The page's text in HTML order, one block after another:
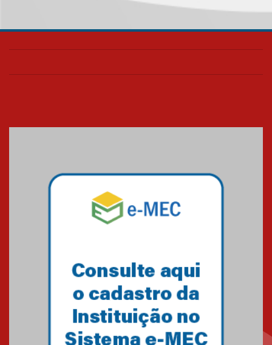
homenageia artista brasileira
realizará nova edição da Feira
04.08.2026
Mackenzie recepciona os
calouros do segundo semestre
Como o Colégio Mackenzie
Brasília prepara seus
estudantes para o PAS antes
mesmo do Ensino Médio